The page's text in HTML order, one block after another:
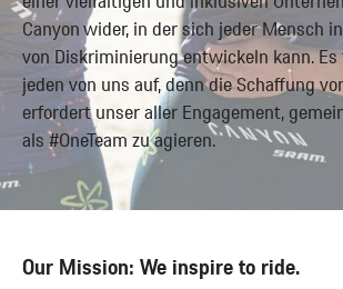
bieten wir
auch lokale
Benefits an.
Wir
erweitern
stetig
unsere
Benefits,
damit für
alle das
Canyon wider, in der sich jeder Mensch
von Diskriminierung entwickeln kann.
jeden von uns auf, denn die Schaffung
erfordert unser aller Engagement,
als #OneTeam zu agieren.
Our Mission: We inspire to ride.